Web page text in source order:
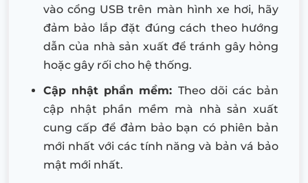
vào cổng USB trên màn hình xe hơi, hãy
đảm bảo lắp đặt đúng cách theo hướng
dẫn của nhà sản xuất để tránh gây hỏng
hoặc gây rối cho hệ thống.
Cập nhật phần mềm: Theo dõi các bản
cập nhật phần mềm mà nhà sản xuất
cung cấp để đảm bảo bạn có phiên bản
mới nhất với các tính năng và bản vá bảo
mật mới nhất.